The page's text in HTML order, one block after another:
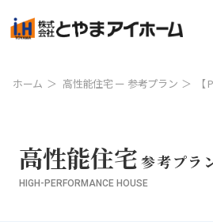
ホーム 高性能住宅 ー 参考プラン 【
高性能住宅参考プラ
HIGH-PERFORMANCE HOUSE